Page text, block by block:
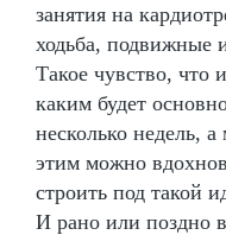
занятия на
ходьба, подвижные
Такое чувство, что
каким будет
несколько недель,
этим можно
строить под такой
И рано или поздно